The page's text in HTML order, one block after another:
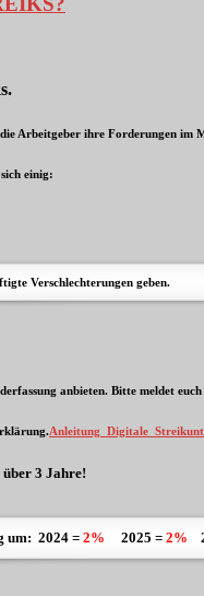
Arbeitgeber ihre Forderungen
einig:
Verschlechterungen geben.
anbieten. Bitte meldet
3 Jahre!
um: 2024 = 2% 2025 = 2%